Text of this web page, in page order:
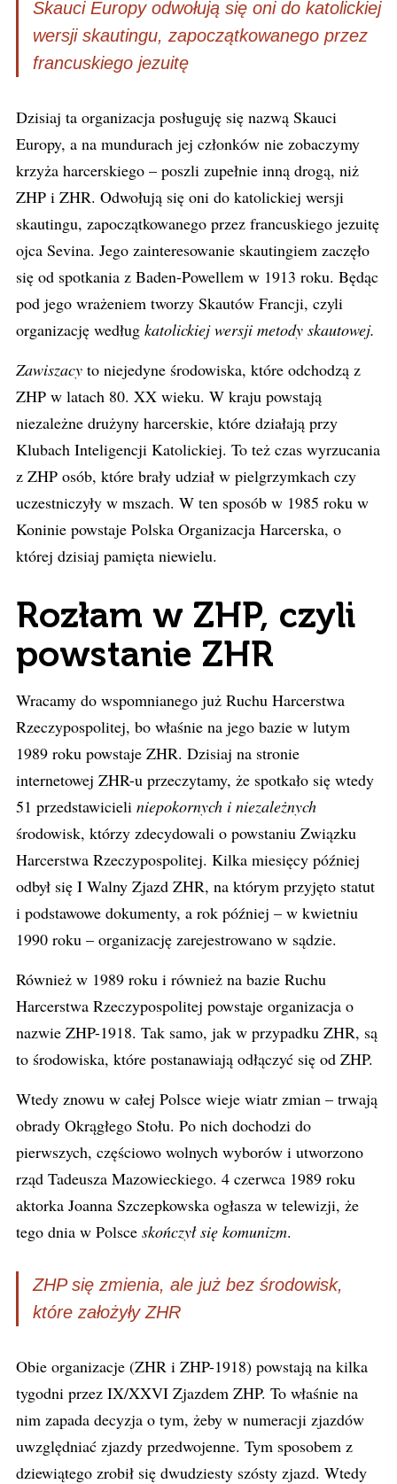
Skauci Europy odwołują się oni do katolickiej
wersji skautingu, zapoczątkowanego przez
francuskiego jezuitę
Dzisiaj ta organizacja posługuję się nazwą Skauci
Europy, a na mundurach jej członków nie zobaczymy
krzyża harcerskiego – poszli zupełnie inną drogą, niż
ZHP i ZHR. Odwołują się oni do katolickiej wersji
skautingu, zapoczątkowanego przez francuskiego jezuitę
ojca Sevina. Jego zainteresowanie skautingiem zaczęło
się od spotkania z Baden-Powellem w 1913 roku. Będąc
pod jego wrażeniem tworzy Skautów Francji, czyli
organizację według katolickiej wersji metody skautowej.
Zawiszacy to niejedyne środowiska, które odchodzą z
ZHP w latach 80. XX wieku. W kraju powstają
niezależne drużyny harcerskie, które działają przy
Klubach Inteligencji Katolickiej. To też czas wyrzucania
z ZHP osób, które brały udział w pielgrzymkach czy
uczestniczyły w mszach. W ten sposób w 1985 roku w
Koninie powstaje Polska Organizacja Harcerska, o
której dzisiaj pamięta niewielu.
Rozłam w ZHP, czyli
powstanie ZHR
Wracamy do wspomnianego już Ruchu Harcerstwa
Rzeczypospolitej, bo właśnie na jego bazie w lutym
1989 roku powstaje ZHR. Dzisiaj na stronie
internetowej ZHR-u przeczytamy, że spotkało się wtedy
51 przedstawicieli niepokornych i niezależnych
środowisk, którzy zdecydowali o powstaniu Związku
Harcerstwa Rzeczypospolitej. Kilka miesięcy później
odbył się I Walny Zjazd ZHR, na którym przyjęto statut
i podstawowe dokumenty, a rok później – w kwietniu
1990 roku – organizację zarejestrowano w sądzie.
Również w 1989 roku i również na bazie Ruchu
Harcerstwa Rzeczypospolitej powstaje organizacja o
nazwie ZHP-1918. Tak samo, jak w przypadku ZHR, są
to środowiska, które postanawiają odłączyć się od ZHP.
Wtedy znowu w całej Polsce wieje wiatr zmian – trwają
obrady Okrągłego Stołu. Po nich dochodzi do
pierwszych, częściowo wolnych wyborów i utworzono
rząd Tadeusza Mazowieckiego. 4 czerwca 1989 roku
aktorka Joanna Szczepkowska ogłasza w telewizji, że
tego dnia w Polsce skończył się komunizm.
ZHP się zmienia, ale już bez środowisk,
które założyły ZHR
Obie organizacje (ZHR i ZHP-1918) powstają na kilka
tygodni przez IX/XXVI Zjazdem ZHP. To właśnie na
nim zapada decyzja o tym, żeby w numeracji zjazdów
uwzględniać zjazdy przedwojenne. Tym sposobem z
dziewiątego zrobił się dwudziesty szósty zjazd. Wtedy